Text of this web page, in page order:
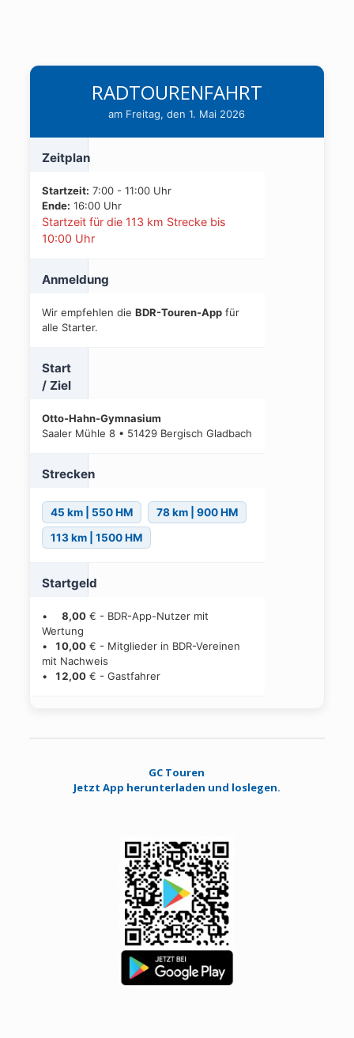
RADTOURENFAHRT
am Freitag, den 1. Mai 2026
Zeitplan
Startzeit: 7:00 - 11:00 Uhr
Ende: 16:00 Uhr
Startzeit für die 113 km Strecke bis
10:00 Uhr
Anmeldung
Wir empfehlen die BDR-Touren-Appfür
alle Starter.
Start
/ Ziel
Otto-Hahn-Gymnasium
Saaler Mühle 8 • 51429 Bergisch Gladbach
Strecken
45 km | 550 HM
78 km | 900 HM
113 km | 1500 HM
Startgeld
• 8,00€ - BDR-App-Nutzer mit
Wertung
•
10,00€ - Mitglieder in BDR-Vereinen
mit Nachweis
•
12,00€ - Gastfahrer
GC Touren
Jetzt App herunterladen und loslegen.